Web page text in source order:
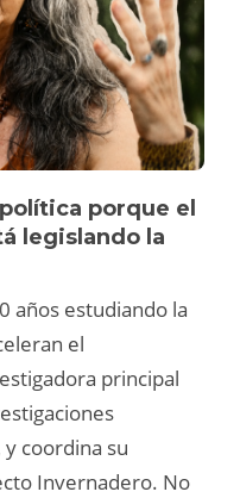
porque el
legislando la
años estudiando la
el
principal
y coordina su
Invernadero. No